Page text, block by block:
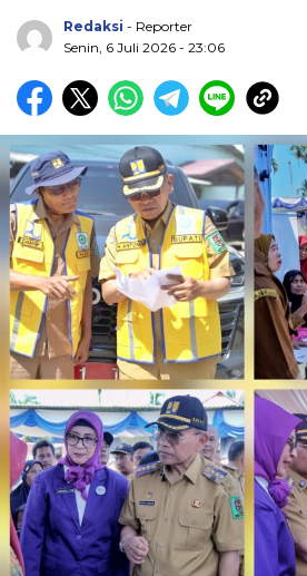
Redaksi - Reporter
Senin, 6 Juli 2026 - 23:06